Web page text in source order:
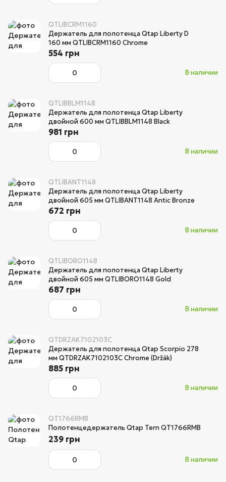
QTLIBCRM1160
Держатель для полотенца Qtap Liberty D
160 мм QTLIBCRM1160 Chrome
В наличии
554 грн
QTLIBBLM1148
Держатель для полотенца Qtap Liberty
двойной 600 мм QTLIBBLM1148 Black
В наличии
981 грн
QTLIBANT1148
Держатель для полотенца Qtap Liberty
двойной 605 мм QTLIBANT1148 Antic Bronze
В наличии
672 грн
QTLIBORO1148
Держатель для полотенца Qtap Liberty
двойной 605 мм QTLIBORO1148 Gold
В наличии
687 грн
QTDRZAK7102103C
Держатель для полотенца Qtap Scorpio 278
мм QTDRZAK7102103C Chrome (Držák)
В наличии
885 грн
QT1766RMB
Полотенцедержатель Qtap Tern QT1766RMB
В наличии
239 грн